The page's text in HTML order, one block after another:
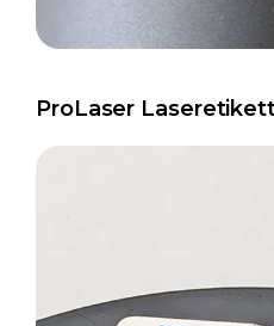
ProLaser